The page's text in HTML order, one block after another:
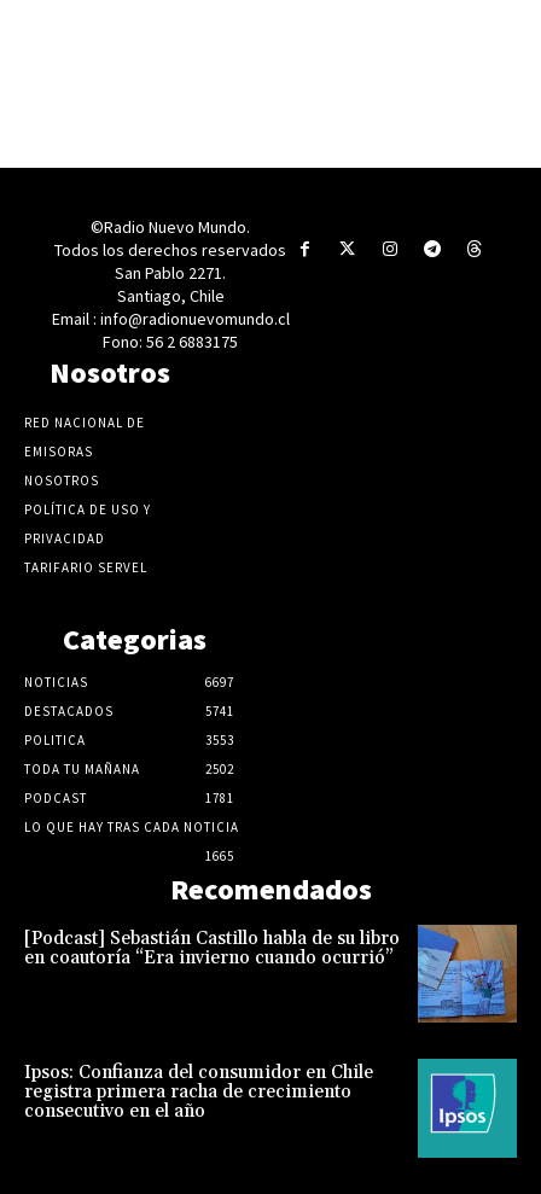
©Radio Nuevo Mundo.
Todos los derechos reservados
San Pablo 2271.
Santiago, Chile
Email : info@radionuevomundo.cl
Fono: 56 2 6883175
Nosotros
RED NACIONAL DE
EMISORAS
NOSOTROS
POLÍTICA DE USO Y
PRIVACIDAD
TARIFARIO SERVEL
Categorias
NOTICIAS
6697
DESTACADOS
5741
POLITICA
3553
TODA TU MAÑANA
2502
PODCAST
1781
LO QUE HAY TRAS CADA NOTICIA
1665
Recomendados
[Podcast] Sebastián Castillo habla de su libro
en coautoría “Era invierno cuando ocurrió”
Ipsos: Confianza del consumidor en Chile
registra primera racha de crecimiento
consecutivo en el año